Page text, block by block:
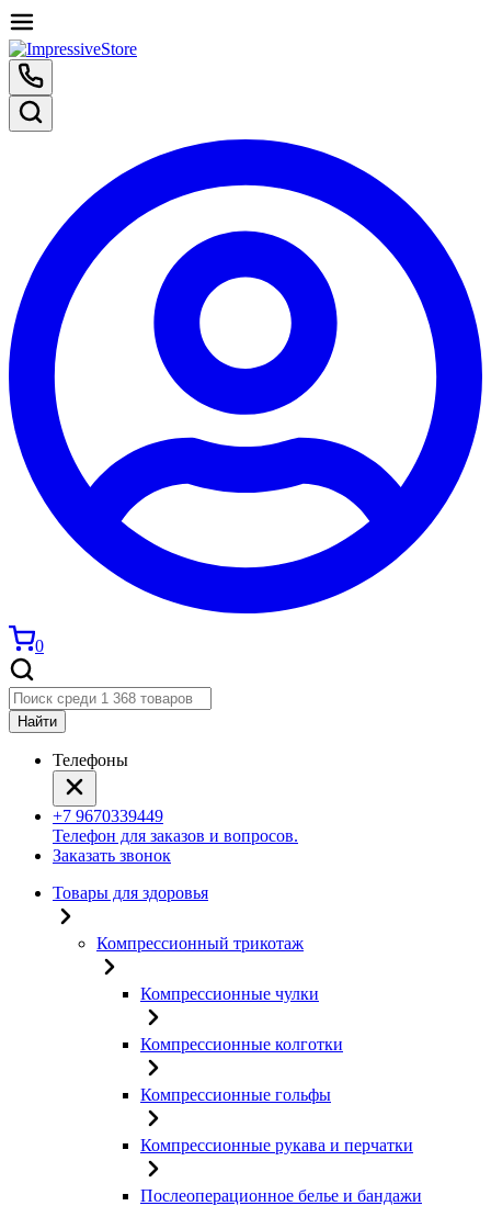
0
Найти
Телефоны
+7 9670339449
Телефон для заказов и вопросов.
Заказать звонок
Товары для здоровья
Компрессионный трикотаж
Компрессионные чулки
Компрессионные колготки
Компрессионные гольфы
Компрессионные рукава и перчатки
Послеоперационное белье и бандажи